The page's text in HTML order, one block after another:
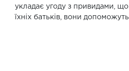
укладає угоду з привидами,
їхніх батьків, вони